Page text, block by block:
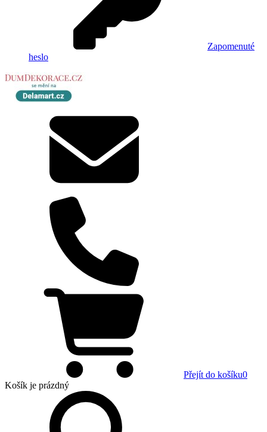
Zapomenuté
heslo
Přejít do košíku0
Košík je prázdný